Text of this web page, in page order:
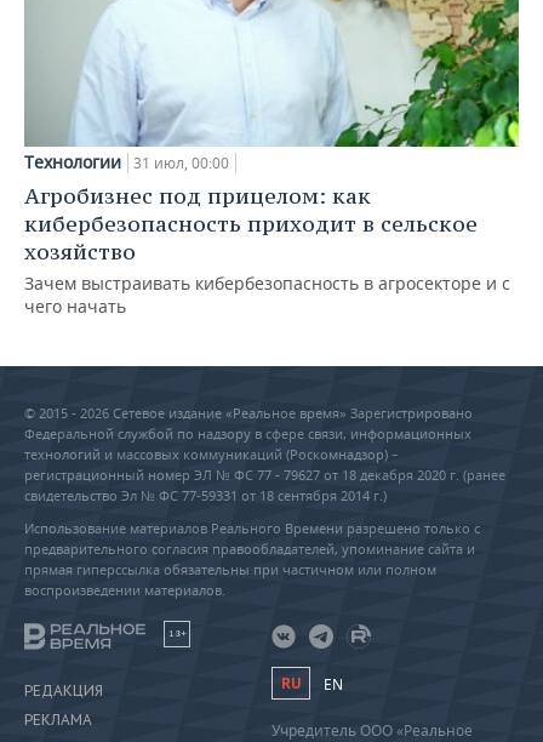
Технологии 31 июл, 00:00
Агробизнес под прицелом: как
кибербезопасность приходит в сельское
хозяйство
Зачем выстраивать кибербезопасность в агросекторе и с
чего начать
© 2015 - 2026 Сетевое издание «Реальное время» Зарегистрировано
Федеральной службой по надзору в сфере связи, информационных
технологий и массовых коммуникаций (Роскомнадзор) –
регистрационный номер ЭЛ № ФС 77 - 79627 от 18 декабря 2020 г. (ранее
свидетельство Эл № ФС 77-59331 от 18 сентября 2014 г.)
Использование материалов Реального Времени разрешено только с
предварительного согласия правообладателей, упоминание сайта и
прямая гиперссылка обязательны при частичном или полном
воспроизведении материалов.
18+
РЕДАКЦИЯ
РЕКЛАМА
RU EN
Учредитель ООО «Реальное